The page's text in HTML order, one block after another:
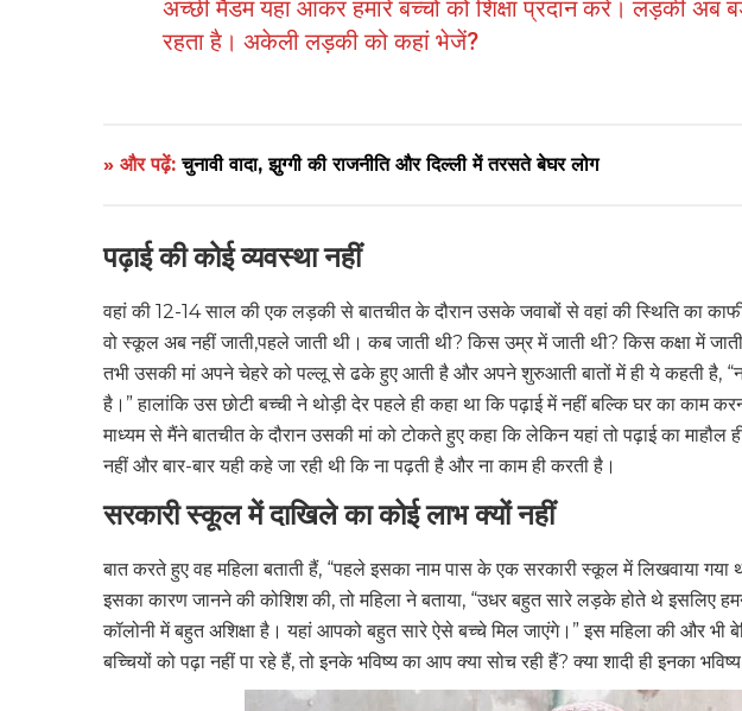
अच्छी मैडम यहां आकर हमारे बच्चों को शिक्षा प्रदान करे। लड़की अब
रहता है। अकेली लड़की को कहां भेजें?
» और पढ़ें:चुनावी वादा, झुग्गी की राजनीति और दिल्ली में तरसते बेघर लोग
पढ़ाई की कोई व्यवस्था नहीं
वहां की 12-14 साल की एक लड़की से बातचीत के दौरान उसके जवाबों से वहां की स्थिति का
वो स्कूल अब नहीं जाती,पहले जाती थी। कब जाती थी? किस उम्र में जाती थी? किस कक्षा में
तभी उसकी मां अपने चेहरे को पल्लू से ढके हुए आती है और अपने शुरुआती बातों में ही ये कहती है,
है।” हालांकि उस छोटी बच्ची ने थोड़ी देर पहले ही कहा था कि पढ़ाई में नहीं बल्कि घर का काम
माध्यम से मैंने बातचीत के दौरान उसकी मां को टोकते हुए कहा कि लेकिन यहां तो पढ़ाई का माहौल
नहीं और बार-बार यही कहे जा रही थी कि ना पढ़ती है और ना काम ही करती है।
सरकारी स्कूल में दाखिले का कोई लाभ क्यों नहीं
बात करते हुए वह महिला बताती हैं, “पहले इसका नाम पास के एक सरकारी स्कूल में लिखवाया
इसका कारण जानने की कोशिश की, तो महिला ने बताया, “उधर बहुत सारे लड़के होते थे इसलिए
कॉलोनी में बहुत अशिक्षा है। यहां आपको बहुत सारे ऐसे बच्चे मिल जाएंगे।” इस महिला की और भी
बच्चियों को पढ़ा नहीं पा रहे हैं, तो इनके भविष्य का आप क्या सोच रही हैं? क्या शादी ही इनका